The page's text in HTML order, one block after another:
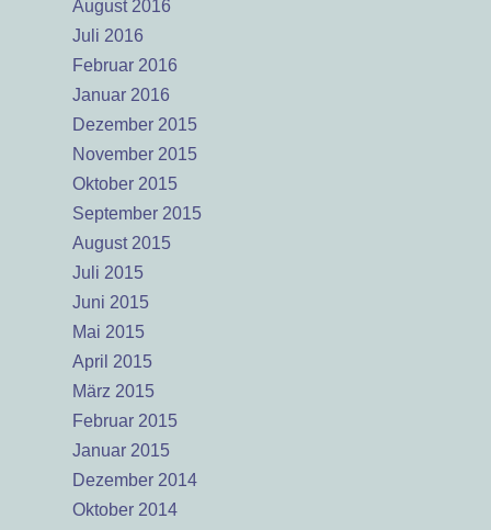
August 2016
Juli 2016
Februar 2016
Januar 2016
Dezember 2015
November 2015
Oktober 2015
September 2015
August 2015
Juli 2015
Juni 2015
Mai 2015
April 2015
März 2015
Februar 2015
Januar 2015
Dezember 2014
Oktober 2014